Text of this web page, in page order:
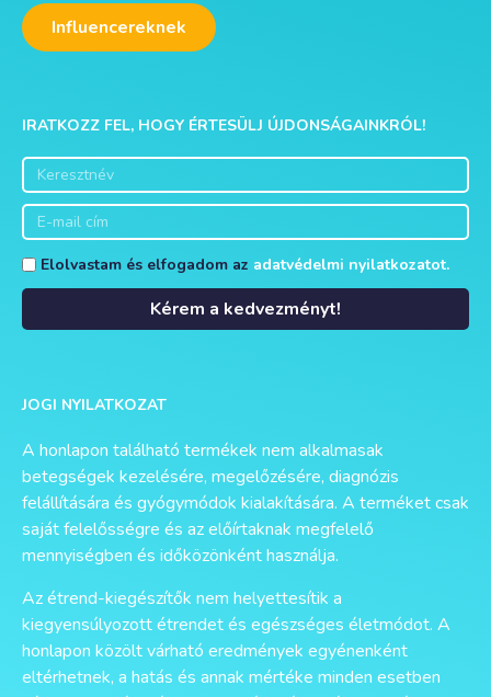
Influencereknek
IRATKOZZ FEL, HOGY ÉRTESÜLJ ÚJDONSÁGAINKRÓL!
Elolvastam és elfogadom az adatvédelmi nyilatkozatot.
Kérem a kedvezményt!
JOGI NYILATKOZAT
A honlapon található termékek nem alkalmasak
betegségek kezelésére, megelőzésére, diagnózis
felállítására és gyógymódok kialakítására. A terméket csak
saját felelősségre és az előírtaknak megfelelő
mennyiségben és időközönként használja.
Az étrend-kiegészítők nem helyettesítik a
kiegyensúlyozott étrendet és egészséges életmódot. A
honlapon közölt várható eredmények egyénenként
eltérhetnek, a hatás és annak mértéke minden esetben